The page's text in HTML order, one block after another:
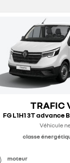
TRAFIC
FG L1H1 3T advance
Véhicule
classe
moteur